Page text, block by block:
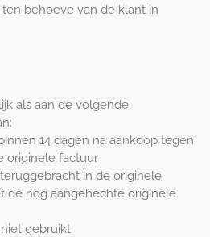
behoeve van de klant in
als aan de volgende
14 dagen na aankoop tegen
originele factuur
in de originele
de nog aangehechte originele
gebruikt